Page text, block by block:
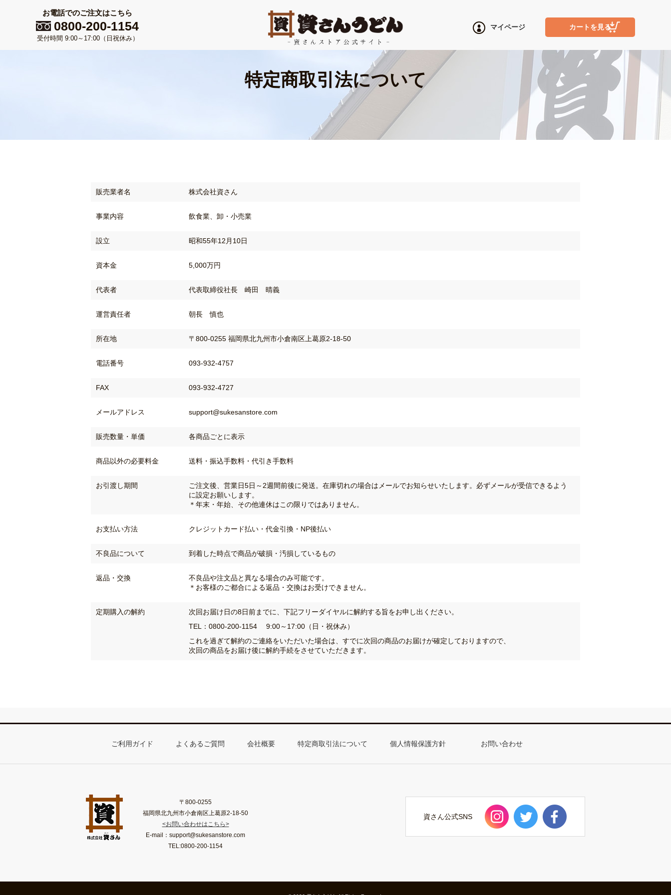
マイページ カートを見る
お電話でのご注文はこちら
0800-200-1154
受付時間 9:00～17:00（日祝休み）
特定商取引法について
販売業者名 株式会社資さん
事業内容 飲食業、卸・小売業
設立 昭和55年12月10日
資本金 5,000万円
代表者 代表取締役社長 崎田 晴義
運営責任者 朝長 慎也
所在地 〒800-0255 福岡県北九州市小倉南区上葛原2-18-50
電話番号 093-932-4757
FAX 093-932-4727
メールアドレス support@sukesanstore.com
販売数量 ・単価 各商品ごとに表示
商品以外の必要料金 送料・振込手数料・代引き手数料
お引渡し期間
ご注文後、営業日5日～2週間前後に発送。在庫切れの場合はメールでお知らせいたします。必ずメールが受信できるよう
に設定お願いします。
＊年末・年始、その他連休はこの限りではありません。
お支払い方法 クレジットカード払い・代金引換・NP後払い
不良品について 到着した時点で商品が破損・汚損しているもの
返品・交換
不良品や注文品と異なる場合のみ可能です。
＊お客様のご都合による返品・交換はお受けできません。
定期購入の解約
次回お届け日の8日前までに、下記フリーダイヤルに解約する旨をお申し出ください。
TEL：0800-200-1154 9:00～17:00（日・祝休み）
これを過ぎて解約のご連絡をいただいた場合は、すでに次回の商品のお届けが確定しておりますので、
次回の商品をお届け後に解約手続をさせていただきます。
ご利用ガイド よくあるご質問 会社概要 特定商取引法について 個人情報保護方針 お問い合わせ
〒800-0255
福岡県北九州市小倉南区上葛原2-18-50
<お問い合わせはこちら>
E-mail：support@sukesanstore.com
TEL:0800-200-1154
資さん公式SNS